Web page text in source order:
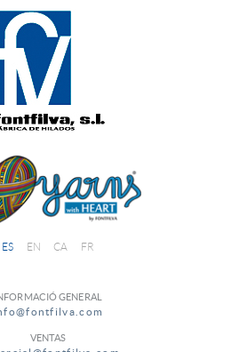
ES EN CA FR
GENERAL
VENTAS